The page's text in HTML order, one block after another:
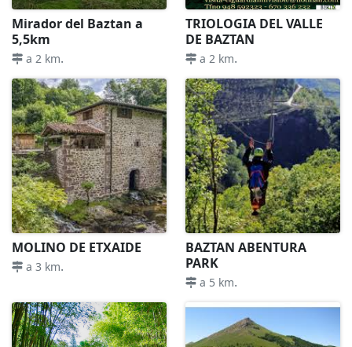
Mirador del Baztan a
5,5km
a 2 km.
TRIOLOGIA DEL VALLE
DE BAZTAN
a 2 km.
MOLINO DE ETXAIDE
a 3 km.
BAZTAN ABENTURA
PARK
a 5 km.